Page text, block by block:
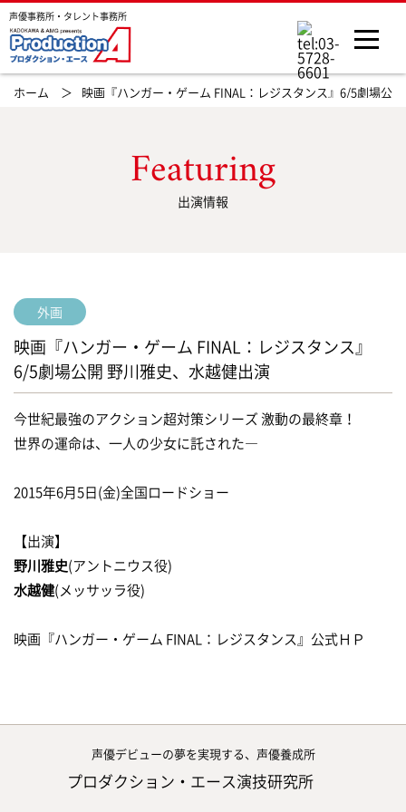
声優事務所・タレント事務所
ホーム ＞ 映画『ハンガー・ゲーム FINAL：レジスタンス』6/5劇場公
Featuring
出演情報
外画
映画『ハンガー・ゲーム FINAL：レジスタンス』
6/5劇場公開 野川雅史、水越健出演
今世紀最強のアクション超対策シリーズ 激動の最終章！
世界の運命は、一人の少女に託された―
2015年6月5日(金)全国ロードショー
【出演】
野川雅史(アントニウス役)
水越健(メッサッラ役)
映画『ハンガー・ゲーム FINAL：レジスタンス』公式ＨＰ
声優デビューの夢を実現する、声優養成所
プロダクション・エース演技研究所